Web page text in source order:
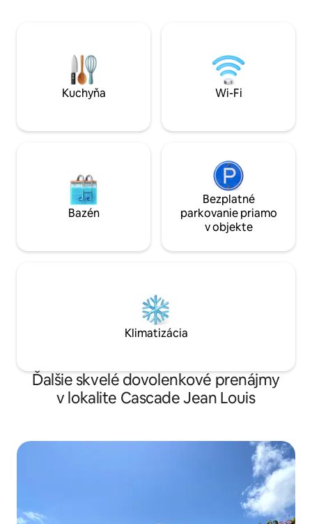
kitesurf spot,
šnorchlovanie,
očarujúce aktivity.
Kuchyňa Wi-Fi
Bazén
Bezplatné
parkovanie priamo
v objekte
Klimatizácia
Ďalšie skvelé dovolenkové prenájmy
v lokalite Cascade Jean Louis